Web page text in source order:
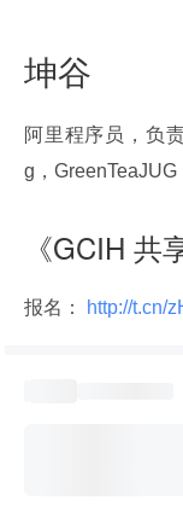
坤谷
阿里程序员，负
g，GreenTeaJUG
《GCIH 共
报名： http://t.cn/